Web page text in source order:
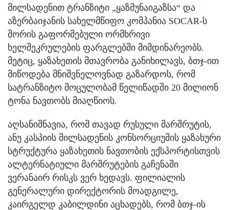
მილსადენით ტრანზიტი „ყაზმუნაიგაზსა“ და
აზერბაიჯანის სახელმწიფო კომპანია SOCAR-ს
შორის გაფორმებული ორმხრივი
ხელშეკრულების ფარგლებში მიმდინარეობს.
მეტიც, ყაზახეთის მთავრობა განიხილავს, ბთჯ-ით
მიწოდება მნიშვნელოვნად გაზარდოს, რომ
სატრანზიტო მოცულობამ წელიწადში 20 მილიონ
ტონა ნავთობს მიაღწიოს.
აღსანიშნავია, რომ თავად რუსული მარშრუტის,
ანუ კასპიის მილსადენის კონსორციუმის ყაზახური
სტრუქტურა ყაზახეთის ნავთობის ექსპორტისთვის
ალტერნატიული მარშრუტების გაჩენაში
ვერანაირ რისკს ვერ ხედავს. ფილიალის
გენერალური დირექტორის მოადგილე,
კაირგელდ კაბილდინი აცხადებს, რომ ბთჯ-ის